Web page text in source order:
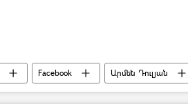
Facebook
Արմեն Դուլյան